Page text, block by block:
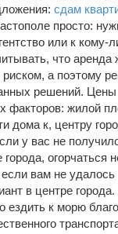
сдам
просто:
или к кому-
что аренда
риском, а поэтому
решений.
факторов: жилой
дома к, центру
у вас не
города, огорчаться
если вам не
в центре
ездить к морю